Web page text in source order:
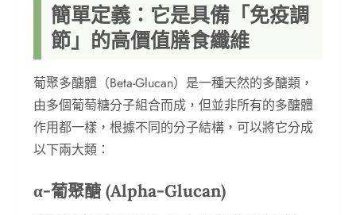
簡單定義：它是具備「免疫調
節」的高價值膳食纖維
葡聚多醣體（Beta-Glucan）是一種天然的多醣類，
由多個葡萄糖分子組合而成，但並非所有的多醣體
作用都一樣，根據不同的分子結構，可以將它分成
以下兩大類：
α-葡聚醣 (Alpha-Glucan)